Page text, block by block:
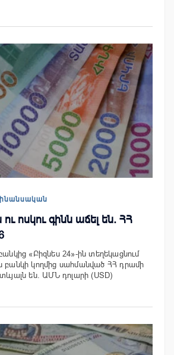
ոսկու գինն աճել են. ՀՀ
«Բիզնես 24»-ին տեղեկացնում
բանկի կողմից սահմանված ՀՀ դրամի
են. ԱՄՆ դոլարի (USD)